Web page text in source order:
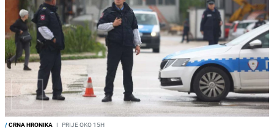
/CRNA HRONIKA I PRIJE OKO 15H